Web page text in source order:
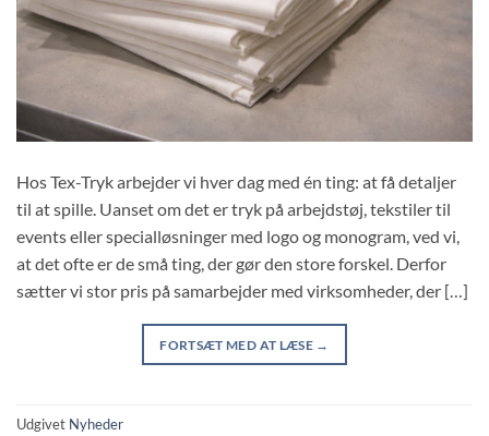
Hos Tex-Tryk arbejder vi hver dag med én ting: at få detaljer
til at spille. Uanset om det er tryk på arbejdstøj, tekstiler til
events eller specialløsninger med logo og monogram, ved vi,
at det ofte er de små ting, der gør den store forskel. Derfor
sætter vi stor pris på samarbejder med virksomheder, der […]
FORTSÆT MED AT LÆSE →
Udgivet Nyheder